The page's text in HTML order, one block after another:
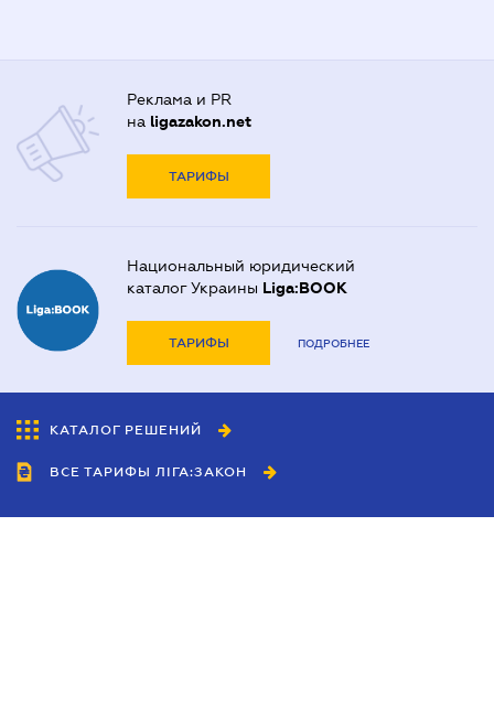
Реклама и PR
на ligazakon.net
ТАРИФЫ
Национальный юридический
каталог Украины Liga:BOOK
ТАРИФЫ ПОДРОБНЕЕ
КАТАЛОГ РЕШЕНИЙ
ВСЕ ТАРИФЫ ЛІГА:ЗАКОН